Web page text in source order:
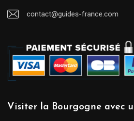
contact@guides-france.com
Visiter la Bourgogne avec